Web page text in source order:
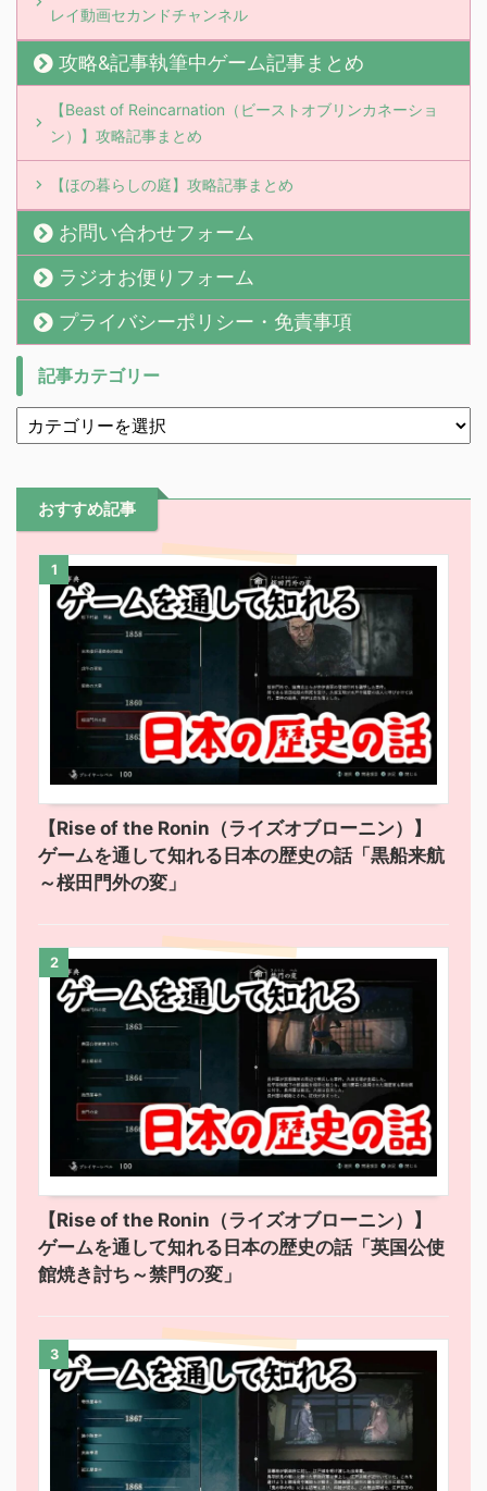
レイ動画セカンドチャンネル
攻略&記事執筆中ゲーム記事まとめ
【Beast of Reincarnation（ビーストオブリンカネーショ
ン）】攻略記事まとめ
【ほの暮らしの庭】攻略記事まとめ
お問い合わせフォーム
ラジオお便りフォーム
プライバシーポリシー・免責事項
記事カテゴリー
おすすめ記事
1
【Rise of the Ronin（ライズオブローニン）】
ゲームを通して知れる日本の歴史の話「黒船来航
～桜田門外の変」
2
【Rise of the Ronin（ライズオブローニン）】
ゲームを通して知れる日本の歴史の話「英国公使
館焼き討ち～禁門の変」
3